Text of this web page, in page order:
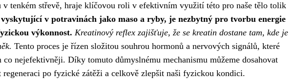
v tenkém střevě, hraje klíčovou roli v efektivním využití této pro naše tělo tolik
v potravinách jako maso a ryby, je nezbytný pro tvorbu energie
výkonnost. Kreatinový reflex zajišťuje, že se kreatin dostane tam, kde je
Tento proces je řízen složitou souhrou hormonů a nervových signálů, které
nejefektivněji. Díky tomuto důmyslnému mechanismu můžeme dosahovat
po fyzické zátěži a celkově zlepšit naši fyzickou kondici.